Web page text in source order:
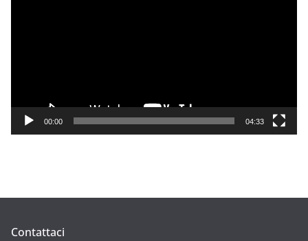
e
00:00 04:33
Contattaci